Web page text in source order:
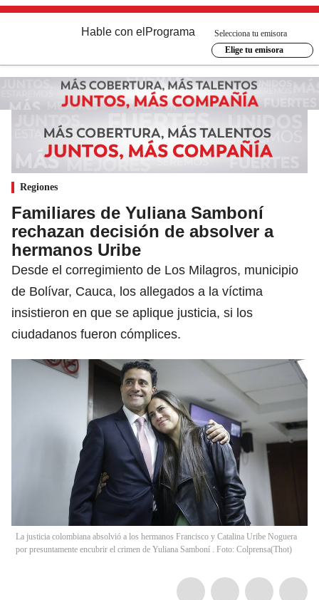
Hable con el Programa
Selecciona tu emisora
Elige tu emisora
Regiones
Familiares de Yuliana Samboní
rechazan decisión de absolver a
hermanos Uribe
Desde el corregimiento de Los Milagros, municipio
de Bolívar, Cauca, los allegados a la víctima
insistieron en que se aplique justicia, si los
ciudadanos fueron cómplices.
La justicia colombiana absolvió a los hermanos Francisco y Catalina Uribe Noguera
por presuntamente encubrir el crimen de Yuliana Samboní . Foto: Colprensa(Thot)